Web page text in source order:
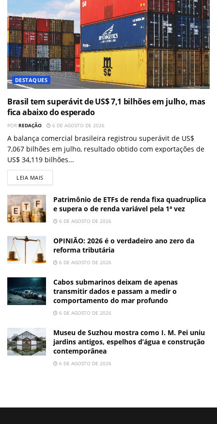
DESTAQUES
Brasil tem superávit de US$ 7,1 bilhões em julho, mas
fica abaixo do esperado
POR REDAÇÃO 6 DE AGOSTO DE 2026
A balança comercial brasileira registrou superávit de US$
7,067 bilhões em julho, resultado obtido com exportações de
US$ 34,119 bilhões...
LEIA MAIS
Patrimônio de ETFs de renda fixa quadruplica
e supera o de renda variável pela 1ª vez
6 DE AGOSTO DE 2026
OPINIÃO: 2026 é o verdadeiro ano zero da
reforma tributária
6 DE AGOSTO DE 2026
Cabos submarinos deixam de apenas
transmitir dados e passam a medir o
comportamento do mar profundo
6 DE AGOSTO DE 2026
Museu de Suzhou mostra como I. M. Pei uniu
jardins antigos, espelhos d’água e construção
contemporânea
6 DE AGOSTO DE 2026